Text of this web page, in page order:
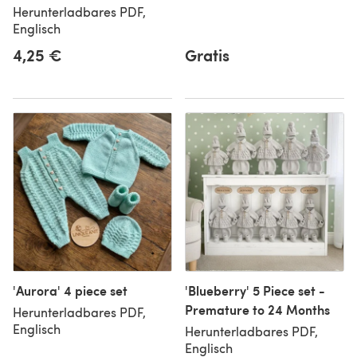
Herunterladbares PDF,
Englisch
4,25 € Gratis
'Aurora' 4 piece set
Herunterladbares PDF,
Englisch
'Blueberry' 5 Piece set -
Premature to 24 Months
Herunterladbares PDF,
Englisch